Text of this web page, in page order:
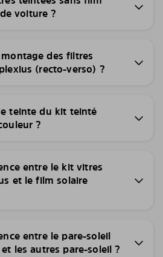
voiture ?
des filtres
(recto-verso) ?
teinte du kit teinté
?
entre le kit vitres
et le film solaire
entre le pare-soleil
les autres pare-soleil ?